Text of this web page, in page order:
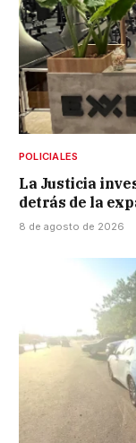
POLICIALES
La Justicia
detrás de la
8 de agosto de 2026